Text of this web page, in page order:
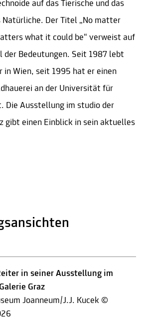
auf das Tierische und das
Natürliche. Der Titel „No matter
what it could be“ verweist auf
der Bedeutungen. Seit 1987 lebt
in Wien, seit 1995 hat er einen
an der Universität für
Die Ausstellung im studio der
gibt einen Einblick in sein aktuelles
in seiner Ausstellung im
Graz
Joanneum/J.J. Kucek ©